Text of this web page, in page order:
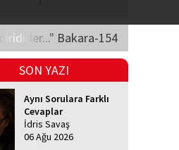
Bakara-154
SON YAZI
Aynı Sorulara Farklı
Cevaplar
İdris Savaş
06 Ağu 2026